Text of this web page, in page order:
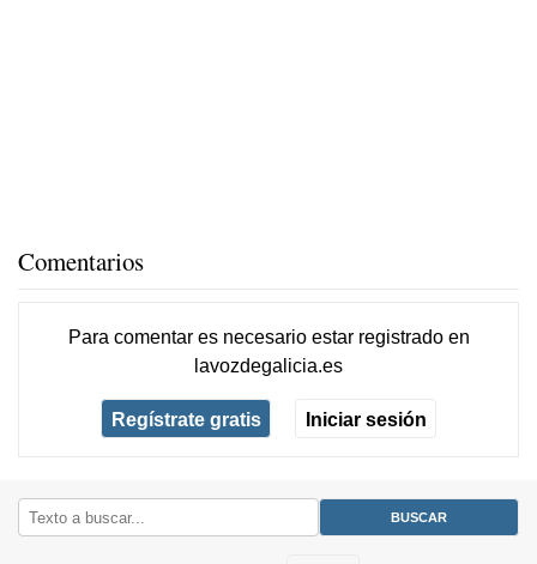
Comentarios
Para comentar es necesario estar registradoen
lavozdegalicia.es
Regístrate gratis Iniciar sesión